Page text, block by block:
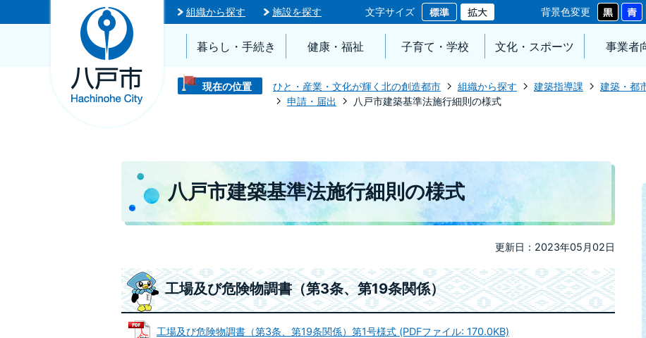
組織から探す 施設を探す 文字サイズ 背景色変更
暮らし・手続き 健康・福祉 子育て・学校 文化・スポーツ 事業者
現在の位置 ひと・産業・文化が輝く北の創造都市 組織から探す 建築指導課 建築・都
申請・届出
八戸市建築基準法施行細則の様式
八戸市建築基準法施行細則の様式
更新日：2023年05月02日
工場及び危険物調書（第3条、第19条関係）
工場及び危険物調書（第3条、第19条関係）第1号様式 (PDFファイル: 170.0KB)